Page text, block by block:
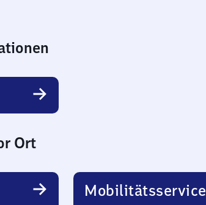
Ort
Mobilitätsservice